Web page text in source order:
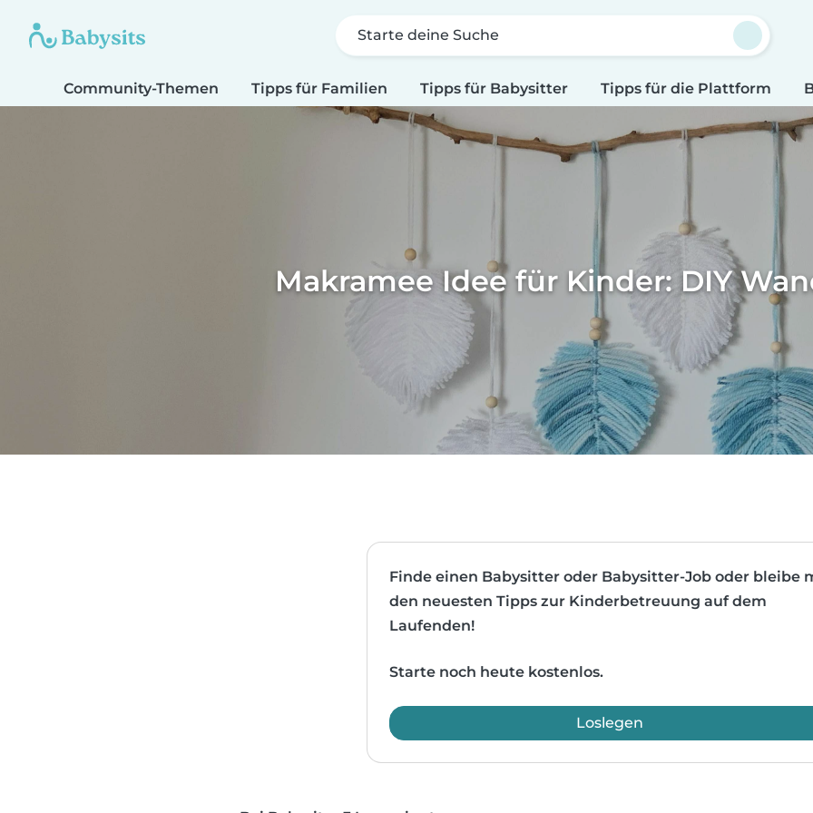
Starte deine Suche
Community-Themen Tipps für Familien Tipps für Babysitter Tipps für die Plattform
Makramee Idee für Kinder: DIY
Finde einen Babysitter oder Babysitter-Job oder bleibe
den neuesten Tipps zur Kinderbetreuung auf dem
Laufenden!
Starte noch heute kostenlos.
Loslegen